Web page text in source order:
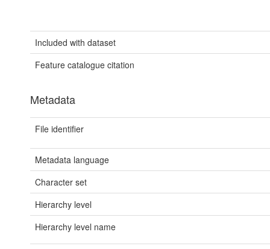
Included with dataset
Feature catalogue citation
Metadata
File identifier
Metadata language
Character set
Hierarchy level
Hierarchy level name